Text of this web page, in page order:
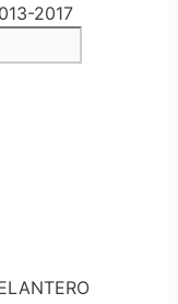
2017